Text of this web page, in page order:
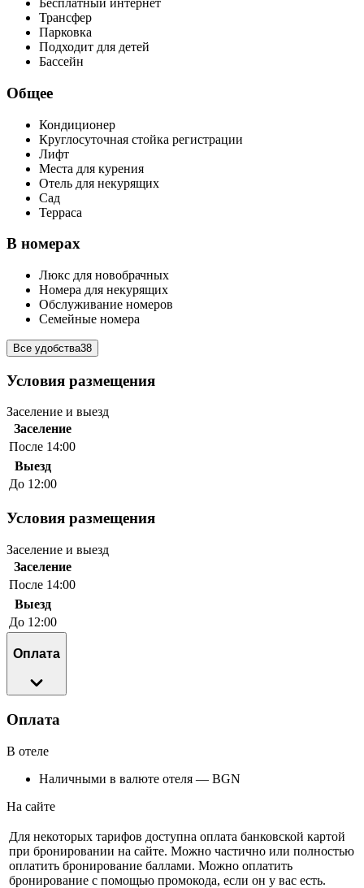
Бесплатный интернет
Трансфер
Парковка
Подходит для детей
Бассейн
Общее
Кондиционер
Круглосуточная стойка регистрации
Лифт
Места для курения
Отель для некурящих
Сад
Терраса
В номерах
Люкс для новобрачных
Номера для некурящих
Обслуживание номеров
Семейные номера
Все удобства38
Условия размещения
Заселение и выезд
Заселение
После 14:00
Выезд
До 12:00
Условия размещения
Заселение и выезд
Заселение
После 14:00
Выезд
До 12:00
Оплата
Оплата
В отеле
Наличными в валюте отеля — BGN
На сайте
Для некоторых тарифов доступна оплата банковской картой
при бронировании на сайте. Можно частично или полностью
оплатить бронирование баллами. Можно оплатить
бронирование с помощью промокода, если он у вас есть.